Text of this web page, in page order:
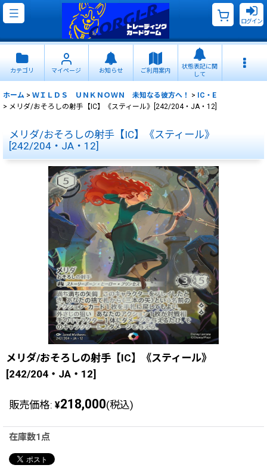
ログイン
カテゴリ マイページ お知らせ ご利用案内
状態表記に関
して
ホーム > ＷＩＬＤＳ ＵＮＫＮＯＷＮ 未知なる彼方へ！ >
IC・E
> メリダ/おそろしの射手【IC】《スティール》[242/204・JA・12]
メリダ/おそろしの射手【IC】《スティール》
[242/204・JA・12]
メリダ/おそろしの射手【IC】《スティール》
[242/204・JA・12]
販売価格: ¥218,000(税込)
在庫数1点